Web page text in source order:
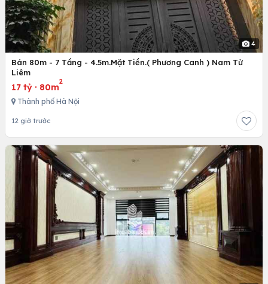
4
Bán 80m - 7 Tầng - 4.5m.Mặt Tiền.( Phương Canh ) Nam Từ
Liêm
17 tỷ · 80m
2
Thành phố Hà Nội
12 giờ trước